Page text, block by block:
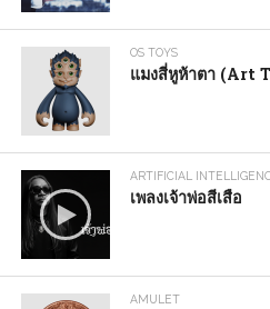
OS TOYS
แมงสี่หูห้าตา (Art
ARTIFICIAL
เพลงเจ้าพ่อสีเสือ
AMULET